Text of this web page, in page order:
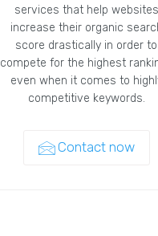
services that help websites
increase their organic
score drastically in order to
compete for the highest
even when it comes to
competitive keywords.
Contact now